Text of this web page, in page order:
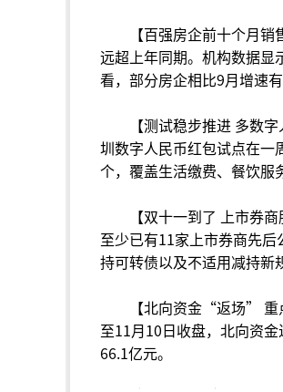
【百强房企前十个月
远超上年同期。机构数据显
看，部分房企相比9月增速
【测试稳步推进 多数
圳数字人民币红包试点在一
个，覆盖生活缴费、餐饮服
【双十一到了 上市券
至少已有11家上市券商先
持可转债以及不适用减持新
【北向资金“返场”
至11月10日收盘，北向资
66.1亿元。